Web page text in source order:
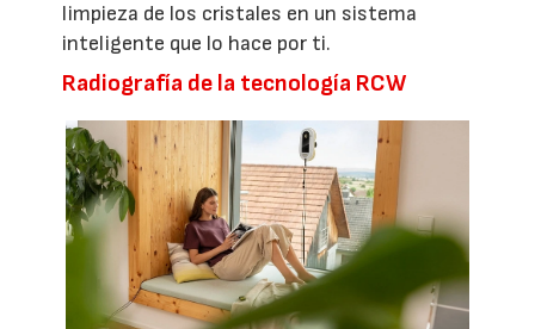
limpieza de los cristales en un sistema
inteligente que lo hace por ti.
Radiografía de la tecnología RCW